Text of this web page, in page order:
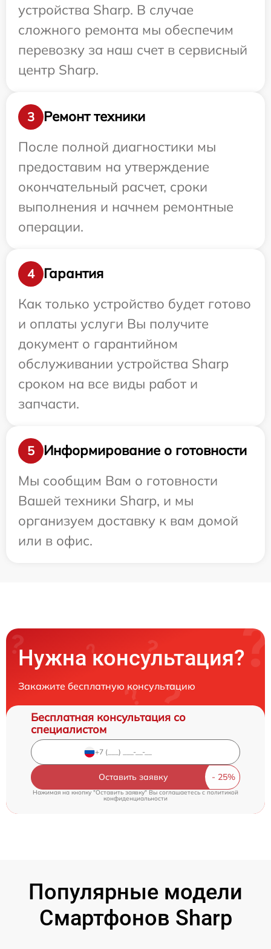
устройства Sharp. В случае
сложного ремонта мы обеспечим
перевозку за наш счет в сервисный
центр Sharp.
3
Ремонт техники
После полной диагностики мы
предоставим на утверждение
окончательный расчет, сроки
выполнения и начнем ремонтные
операции.
4
Гарантия
Как только устройство будет готово
и оплаты услуги Вы получите
документ о гарантийном
обслуживании устройства Sharp
сроком на все виды работ и
запчасти.
5
Информирование о готовности
Мы сообщим Вам о готовности
Вашей техники Sharp, и мы
организуем доставку к вам домой
или в офис.
Нужна консультация?
Закажите бесплатную консультацию
Бесплатная консультация со
специалистом
Оставить заявку
Нажимая на кнопку "Оставить заявку" Вы соглашаетесь cполитикой
конфиденциальности
Популярные модели
Смартфонов Sharp